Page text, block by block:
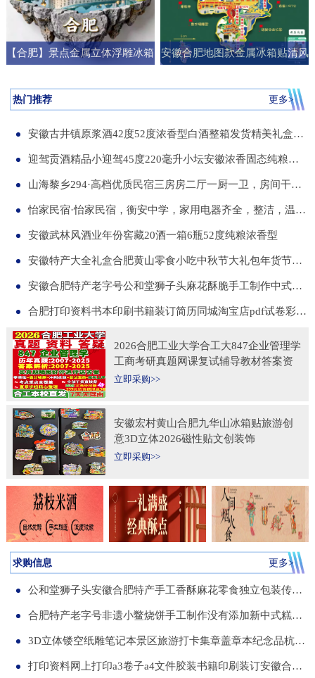
【合肥】景点金属立体浮雕冰箱 安徽合肥地图款金属冰箱贴清风
热门推荐 更多>
安徽古井镇原浆酒42度52度浓香型白酒整箱发货精美礼盒纯粮食白酒
迎驾贡酒精品小迎驾45度220毫升小坛安徽浓香固态纯粮酒整箱12瓶
山海黎乡294·高档优质民宿三房房二厅一厨一卫，房间干净整洁，可短住，可长租
怡家民宿·怡家民宿，衡安中学，家用电器齐全，整洁，温馨，可短租，月租
安徽武林风酒业年份窖藏20酒一箱6瓶52度纯粮浓香型
安徽特产大全礼盒合肥黄山零食小吃中秋节大礼包年货节送伴手礼品
安徽合肥特产老字号公和堂狮子头麻花酥脆手工制作中式糕点伴手礼
合肥打印资料书本印刷书籍装订简历同城淘宝店pdf试卷彩色a34讲义
2026合肥工业大学合工大847企业管理学
工商考研真题网课复试辅导教材答案资
料考前冲刺押题预测三套卷3套题
立即采购>>
安徽宏村黄山合肥九华山冰箱贴旅游创
意3D立体2026磁性贴文创装饰
立即采购>>
求购信息 更多>
公和堂狮子头安徽合肥特产手工香酥麻花零食独立包装传统老式糕点
合肥特产老字号非遗小鳖烧饼手工制作没有添加新中式糕点伴手礼
3D立体镂空纸雕笔记本景区旅游打卡集章盖章本纪念品杭州合肥昆明武汉城市文创本可定制集章册景点北京logo
打印资料网上打印a3卷子a4文件胶装书籍印刷装订安徽合肥同城服务